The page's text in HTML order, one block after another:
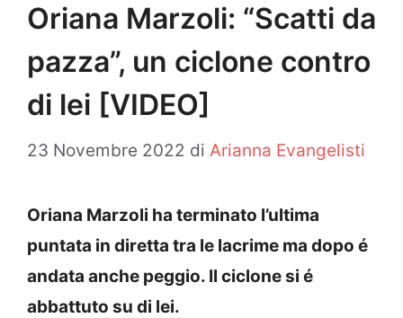
Oriana Marzoli: “Scatti da
pazza”, un ciclone contro
di lei [VIDEO]
23 Novembre 2022 di Arianna Evangelisti
Oriana Marzoli ha terminato l’ultima
puntata in diretta tra le lacrime ma dopo é
andata anche peggio. Il ciclone si é
abbattuto su di lei.